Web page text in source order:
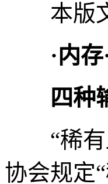
本版文/
·内存
四种
“稀有
协会规定